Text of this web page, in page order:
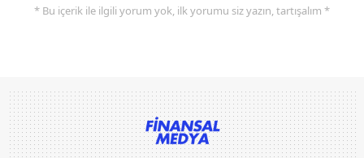
* Bu içerik ile ilgili yorum yok, ilk yorumu siz yazın, tartışalım *